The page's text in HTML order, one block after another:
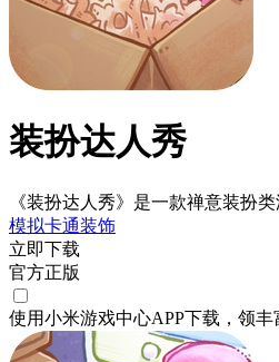
装扮达人秀
《装扮达人秀》是一款禅意装扮
模拟卡通装饰
立即下载
官方正版
使用小米游戏中心APP下载 ，领